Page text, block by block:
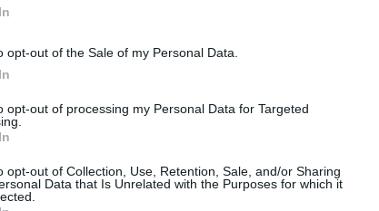
opt-out of the Sale of my Personal Data.
opt-out of processing my Personal Data for Targeted
opt-out of Collection, Use, Retention, Sale, and/or Sharing
Data that Is Unrelated with the Purposes for which it
Ειδήσειςαπό την Ελλάδα και τον Κόσμο, τη
στο